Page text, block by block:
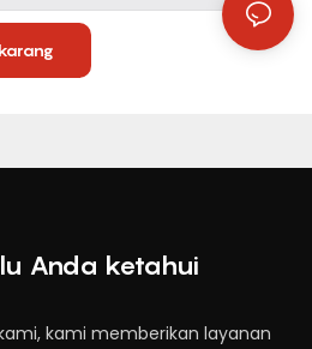
Anda ketahui
kami memberikan layanan